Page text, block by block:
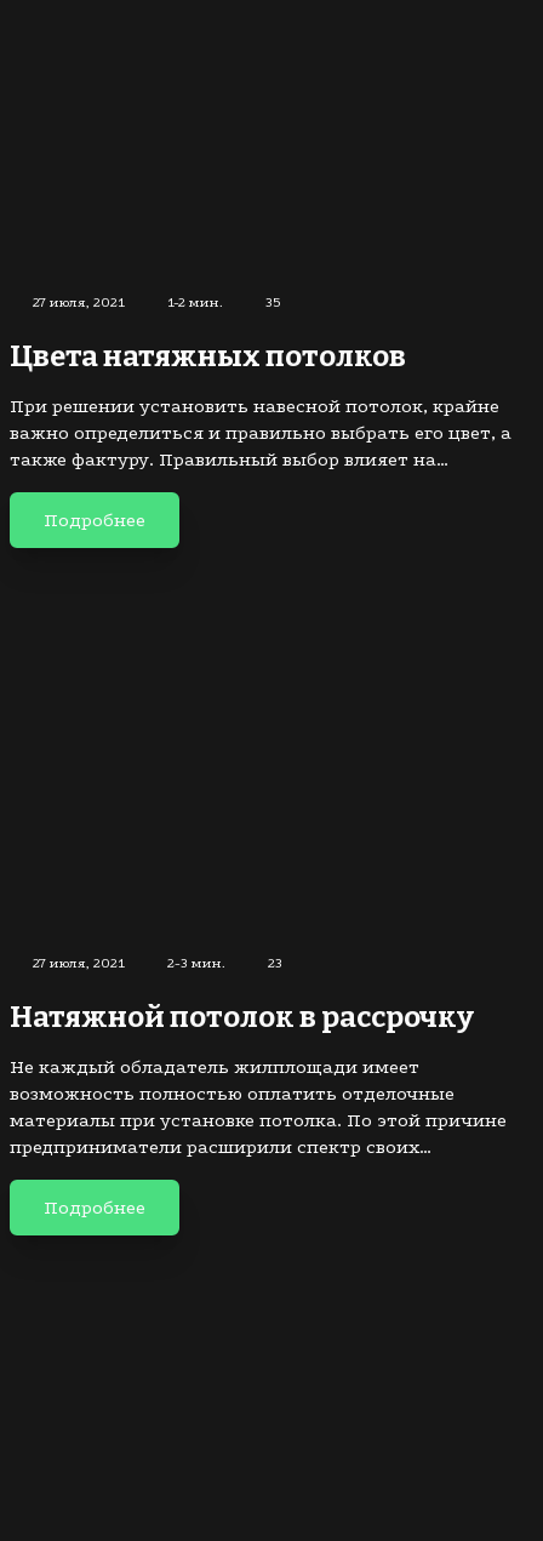
27 июля, 2021 1-2 мин. 35
Цвета натяжных потолков
При решении установить навесной потолок, крайне
важно определиться и правильно выбрать его цвет, а
также фактуру. Правильный выбор влияет на…
Подробнее
27 июля, 2021 2-3 мин. 23
Натяжной потолок в рассрочку
Не каждый обладатель жилплощади имеет
возможность полностью оплатить отделочные
материалы при установке потолка. По этой причине
предприниматели расширили спектр своих…
Подробнее